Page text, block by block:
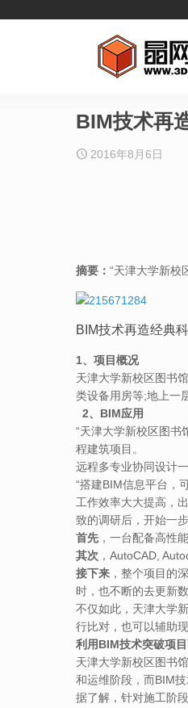
BIM技术再
2016年8月6日
摘要： “天津大学新校
BIM技术再造经典
1、项目概况
天津大学新校区图书
类设备用房等;地上一
2、BIM应用
“天津大学新校区图书
程建筑项目。
远程多专业协同设计
“搭建BIM信息平台，
工作效率大大提高，
致的调研后，开始一
首先，一台配备高性
其次 ，AutoCAD,
接下来，整个项目的
时，也不断的去更新
不仅如此，天津大学
行比对，也可以辅助
利用BIM技术突破项
天津大学新校区图书
和运维阶段，而BIM
据了解，针对施工阶